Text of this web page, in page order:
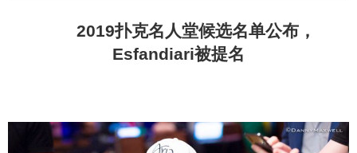
2019扑克名人堂候选名单公布，
Esfandiari被提名